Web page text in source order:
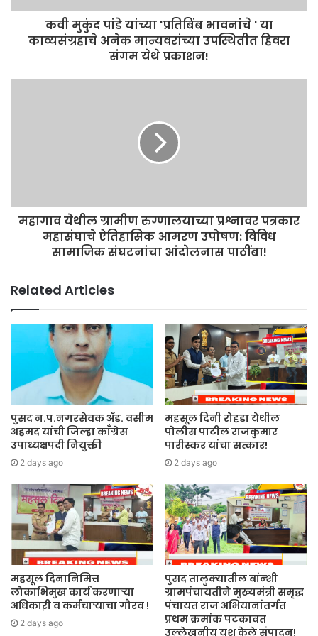
कवी मुकुंद पांडे यांच्या 'प्रतिबिंब भावनांचे ' या
काव्यसंग्रहाचे अनेक मान्यवरांच्या उपस्थितीत हिवरा
संगम येथे प्रकाशन!
महागाव येथील ग्रामीण रुग्णालयाच्या प्रश्नावर पत्रकार
महासंघाचे ऐतिहासिक आमरण उपोषण: विविध
सामाजिक संघटनांचा आंदोलनास पाठींबा!
Related Articles
पुसद न.प.नगरसेवक ॲड. वसीम
अहमद यांची जिल्हा काँग्रेस
उपाध्यक्षपदी नियुक्ती
2 days ago
महसूल दिनी रोहडा येथील
पोलीस पाटील राजकुमार
पारीस्कर यांचा सत्कार!
2 days ago
महसूल दिनानिमित्त
लोकाभिमुख कार्य करणाऱ्या
अधिकाऱी व कर्मचाऱ्याचा गौरव !
2 days ago
पुसद तालुक्यातील बांन्शी
ग्रामपंचायतीने मुख्यमंत्री समृद्ध
पंचायत राज अभियानांतर्गत
प्रथम क्रमांक पटकावत
उल्लेखनीय यश केले संपादन!